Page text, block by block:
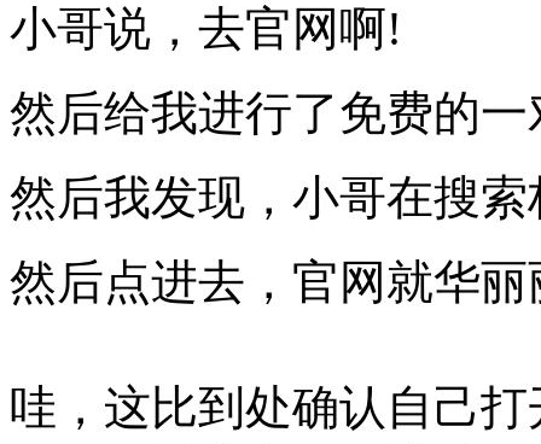
小哥说，去官网啊!
然后给我进行了免费的
然后我发现，小哥在搜
然后点进去，官网就华
哇，这比到处确认自己